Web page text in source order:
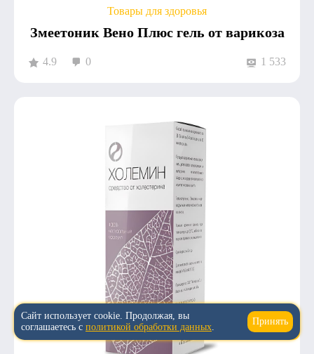
Товары для здоровья
Змеетоник Вено Плюс гель от варикоза
4.9 0 1 533
↑
Сайт использует cookie. Продолжая, вы
соглашаетесь с политикой обработки данных.
Принять